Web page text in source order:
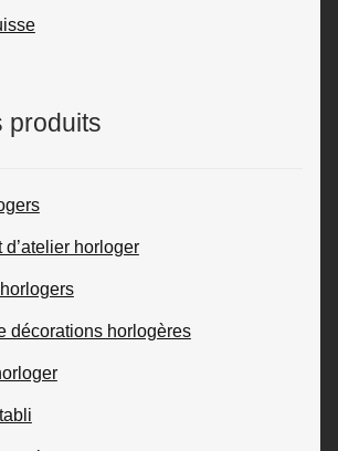
produits
d’atelier horloger
décorations horlogères